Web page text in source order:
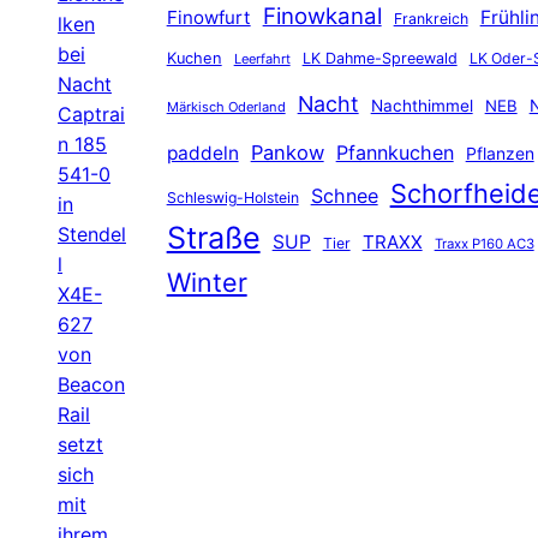
lken
bei
Nacht
Captrai
n 185
541-0
in
Stendel
l
X4E-
627
von
Beacon
Rail
setzt
sich
mit
Finowfurt Finowkanal Frankreich
Kuchen Leerfahrt LK Dahme-Spreewald LK Oder-
Märkisch Oderland Nacht Nachthimmel NEB
paddeln Pankow Pfannkuchen Pflanzen
Schleswig-Holstein Schnee
Straße SUP Tier TRAXX Traxx P160 AC3
Winter